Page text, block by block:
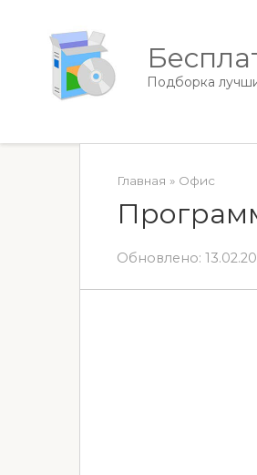
контенту
Подборка
Главная » Офис
Обновлено: